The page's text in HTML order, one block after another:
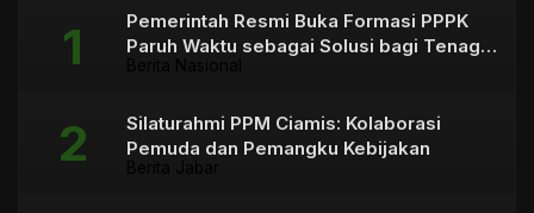
Pemerintah Resmi Buka Formasi PPPK
Paruh Waktu sebagai Solusi bagi Tenaga
Silaturahmi PPM Ciamis: Kolaborasi
Pemuda dan Pemangku Kebijakan